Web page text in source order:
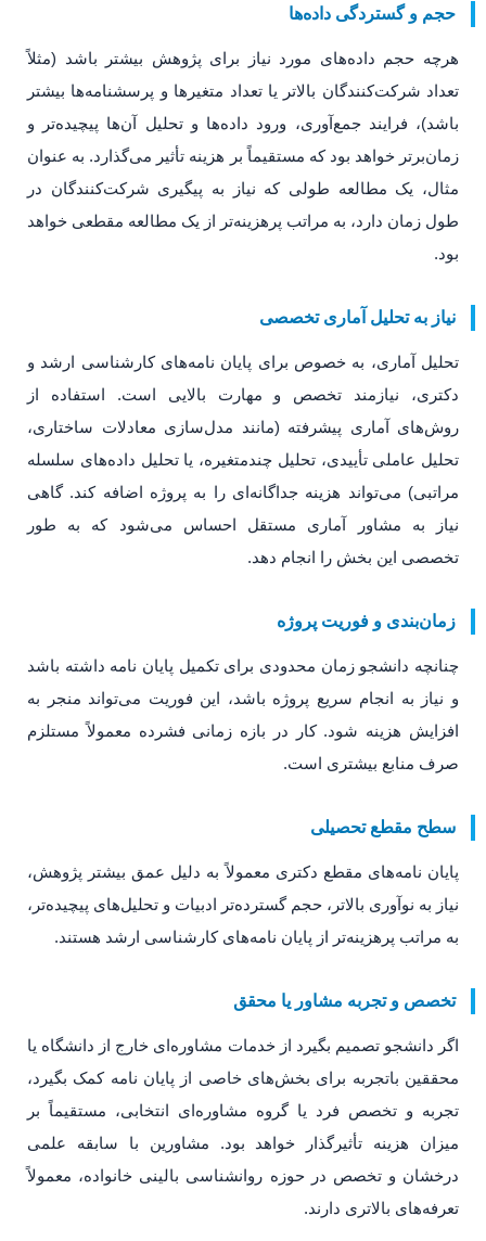
حجم و گستردگی داده‌ها
هرچه حجم داده‌های مورد نیاز برای پژوهش بیشتر باشد (مثلاً
تعداد شرکت‌کنندگان بالاتر یا تعداد متغیرها و پرسشنامه‌ها بیشتر
باشد)، فرایند جمع‌آوری، ورود داده‌ها و تحلیل آن‌ها پیچیده‌تر و
زمان‌برتر خواهد بود که مستقیماً بر هزینه تأثیر می‌گذارد. به عنوان
مثال، یک مطالعه طولی که نیاز به پیگیری شرکت‌کنندگان در
طول زمان دارد، به مراتب پرهزینه‌تر از یک مطالعه مقطعی خواهد
بود.
نیاز به تحلیل آماری تخصصی
تحلیل آماری، به خصوص برای پایان نامه‌های کارشناسی ارشد و
دکتری، نیازمند تخصص و مهارت بالایی است. استفاده از
روش‌های آماری پیشرفته (مانند مدل‌سازی معادلات ساختاری،
تحلیل عاملی تأییدی، تحلیل چندمتغیره، یا تحلیل داده‌های سلسله
مراتبی) می‌تواند هزینه جداگانه‌ای را به پروژه اضافه کند. گاهی
نیاز به مشاور آماری مستقل احساس می‌شود که به طور
تخصصی این بخش را انجام دهد.
زمان‌بندی و فوریت پروژه
چنانچه دانشجو زمان محدودی برای تکمیل پایان نامه داشته باشد
و نیاز به انجام سریع پروژه باشد، این فوریت می‌تواند منجر به
افزایش هزینه شود. کار در بازه زمانی فشرده معمولاً مستلزم
صرف منابع بیشتری است.
سطح مقطع تحصیلی
پایان نامه‌های مقطع دکتری معمولاً به دلیل عمق بیشتر پژوهش،
نیاز به نوآوری بالاتر، حجم گسترده‌تر ادبیات و تحلیل‌های پیچیده‌تر،
به مراتب پرهزینه‌تر از پایان نامه‌های کارشناسی ارشد هستند.
تخصص و تجربه مشاور یا محقق
اگر دانشجو تصمیم بگیرد از خدمات مشاوره‌ای خارج از دانشگاه یا
محققین باتجربه برای بخش‌های خاصی از پایان نامه کمک بگیرد،
تجربه و تخصص فرد یا گروه مشاوره‌ای انتخابی، مستقیماً بر
میزان هزینه تأثیرگذار خواهد بود. مشاورین با سابقه علمی
درخشان و تخصص در حوزه روانشناسی بالینی خانواده، معمولاً
تعرفه‌های بالاتری دارند.